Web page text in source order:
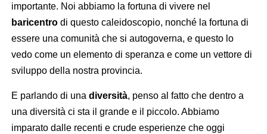
importante. Noi abbiamo la fortuna di vivere nel
baricentro di questo caleidoscopio, nonché la fortuna di
essere una comunità che si autogoverna, e questo lo
vedo come un elemento di speranza e come un vettore di
sviluppo della nostra provincia.
E parlando di una diversità, penso al fatto che dentro a
una diversità ci sta il grande e il piccolo. Abbiamo
imparato dalle recenti e crude esperienze che oggi